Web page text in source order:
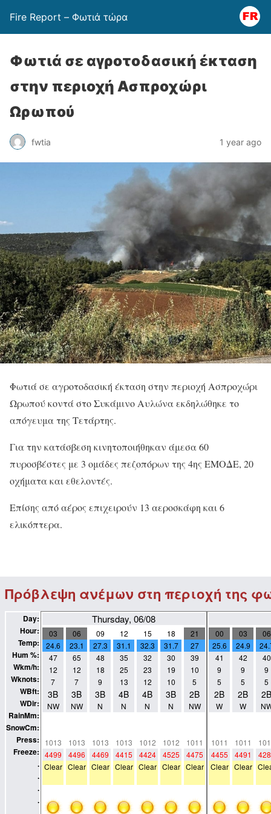
Fire Report – Φωτιά τώρα
Φωτιά σε αγροτοδασική έκταση
στην περιοχή Ασπροχώρι
Ωρωπού
fwtia 1 year ago
Φωτιά σε αγροτοδασική έκταση στην περιοχή Ασπροχώρι
Ωρωπού κοντά στο Συκάμινο Αυλώνα εκδηλώθηκε το
απόγευμα της Τετάρτης.
Για την κατάσβεση κινητοποιήθηκαν άμεσα 60
πυροσβέστες με 3 ομάδες πεζοπόρων της 4ης ΕΜΟΔΕ, 20
οχήματα και εθελοντές.
Επίσης από αέρος επιχειρούν 13 αεροσκάφη και 6
ελικόπτερα.